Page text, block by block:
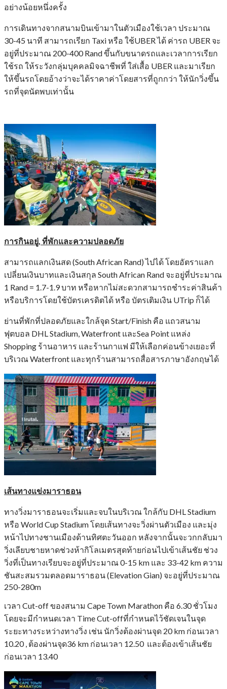
อย่างน้อยหนึ่งครั้ง
การเดินทางจากสนามบินเข้ามาในตัวเมืองใช้เวลา ประมาณ
30-45 นาที สามารถเรียก Taxi หรือ ใช้UBER ได้ ค่ารถ UBER จะ
อยู่ที่ประมาณ 200-400 Rand ขึ้นกับขนาดรถและเวลาการเรียก
ใช้รถ ให้ระวังกลุ่มบุคคลมิจฉาชีพที่ ใส่เสื้อ UBER และมาเรียก
ให้ขึ้นรถโดยอ้างว่าจะได้ราคาค่าโดยสารที่ถูกกว่า ให้นักวิ่งขึ้น
รถที่จุดนัดพบเท่านั้น
การกินอยู่, ที่พักและความปลอดภัย
สามารถแลกเงินสด (South African Rand) ไปได้ โดยอัตราแลก
เปลี่ยนเงินบาทและเงินสกุล South African Rand จะอยู่ที่ประมาณ
1 Rand = 1.7-1.9 บาท หรือหากไม่สะดวกสามารถชำระค่าสินค้า
หรือบริการโดยใช้บัตรเครดิตได้ หรือ บัตรเติมเงิน UTrip ก็ได้
ย่านที่พักที่ปลอดภัยและใกล้จุด Start/Finish คือ แถวสนาม
ฟุตบอล DHL Stadium, Waterfront และSea Point แหล่ง
Shopping ร้านอาหาร และร้านกาแฟ มีให้เลือกค่อนข้างเยอะที่
บริเวณ Waterfront และทุกร้านสามารถสื่อสารภาษาอังกฤษได้
เส้นทางแข่งมาราธอน
ทางวิ่งมาราธอนจะเริ่มและจบในบริเวณ ใกล้กับ DHL Stadium
หรือ World Cup Stadium โดยเส้นทางจะวิ่งผ่านตัวเมือง และมุ่ง
หน้าไปทางชานเมืองด้านทิศตะวันออก หลังจากนั้นจะวกกลับมา
วิ่งเลียบชายหาดช่วงห้ากิโลเมตรสุดท้ายก่อนไปเข้าเส้นชัย ช่วง
วิ่งที่เป็นทางเรียบจะอยู่ที่ประมาณ​ 0-15 km และ 33-42 km ความ
ชันสะสมรวมตลอดมาราธอน (Elevation Gian) จะอยู่ที่ประมาณ
250-280m
เวลา Cut-off ของสนาม Cape Town Marathon คือ 6.30 ชั่วโมง
โดยจะมีกำหนดเวลา Time Cut-offที่กำหนดไว้ชัดเจนในจุด
ระยะทางระหว่างทางวิ่ง เช่น นักวิ่งต้องผ่านจุด 20 km ก่อนเวลา
10.20 , ต้องผ่านจุด36 km ก่อนเวลา 12.50 และต้องเข้าเส้นชัย
ก่อนเวลา 13.40